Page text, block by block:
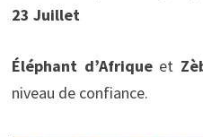
23 Juillet
Éléphant d’Afriqueet
niveau de confiance.